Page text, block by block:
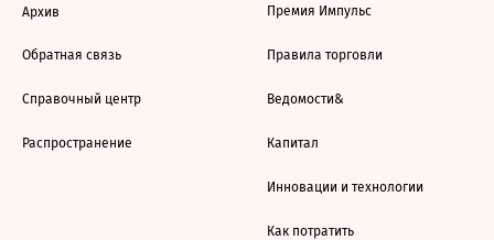
Архив
Обратная связь
Справочный центр
Распространение
Премия Импульс
Правила торговли
Ведомости&
Капитал
Инновации и технологии
Как потратить